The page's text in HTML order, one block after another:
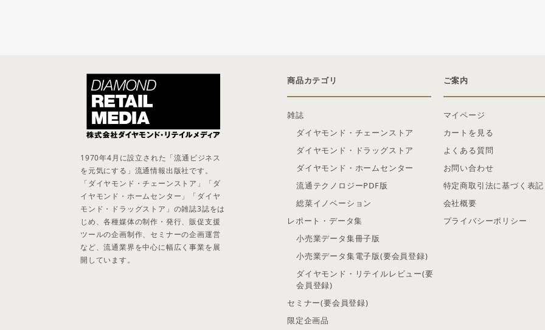
商品カテゴリ
雑誌
ダイヤモンド・チェーンストア
ダイヤモンド・ドラッグストア
ダイヤモンド・ホームセンター
流通テクノロジーPDF版
総菜イノベーション
レポート・データ集
小売業データ集冊子版
小売業データ集電子版(要会員登録)
ダイヤモンド・リテイルレビュー(要
会員登録)
セミナー(要会員登録)
限定企画品
ご案内
マイページ
カートを見る
よくある質問
お問い合わせ
特定商取引法に基づく表記
会社概要
プライバシーポリシー
1970年4月に設立された「流通ビジネス
を元気にする」流通情報出版社です。
「ダイヤモンド・チェーンストア」「ダ
イヤモンド・ホームセンター」「ダイヤ
モンド・ドラッグストア」の雑誌3誌をは
じめ、各種媒体の制作・発行、販促支援
ツールの企画制作、セミナーの企画運営
など、流通業界を中心に幅広く事業を展
開しています。